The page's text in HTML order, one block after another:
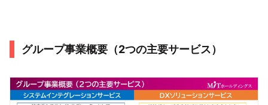
グループ事業概要（2つの主要サービス）